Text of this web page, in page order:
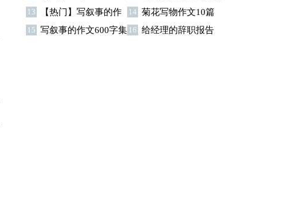
文汇总7篇
13
【热门】写叙事的作
文十篇
14 菊花写物作文10篇
15 写叙事的作文600字集 16 给经理的辞职报告